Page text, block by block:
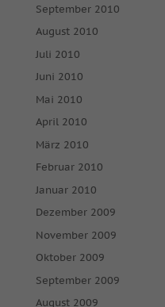
September 2010
August 2010
Juli 2010
Juni 2010
Mai 2010
April 2010
März 2010
Februar 2010
Januar 2010
Dezember 2009
November 2009
Oktober 2009
September 2009
August 2009